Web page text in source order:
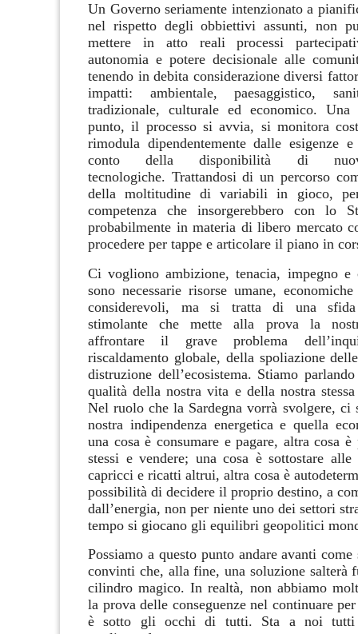
Un Governo seriamente intenzionato a
nel rispetto degli obbiettivi assunti, non
mettere in atto reali processi
autonomia e potere decisionale alle
tenendo in debita considerazione diversi
impatti: ambientale, paesaggistico,
tradizionale, culturale ed economico. Una
punto, il processo si avvia, si monitora
rimodula dipendentemente dalle esigenze e
conto della disponibilità di
tecnologiche. Trattandosi di un percorso
della moltitudine di variabili in gioco,
competenza che insorgerebbero con lo
probabilmente in materia di libero mercato
procedere per tappe e articolare il piano in
Ci vogliono ambizione, tenacia, impegno e
sono necessarie risorse umane,
considerevoli, ma si tratta di una
stimolante che mette alla prova la
affrontare il grave problema
riscaldamento globale, della spoliazione
distruzione dell’ecosistema. Stiamo
qualità della nostra vita e della nostra
Nel ruolo che la Sardegna vorrà svolgere, ci
nostra indipendenza energetica e quella
una cosa è consumare e pagare, altra cosa
stessi e vendere; una cosa è sottostare
capricci e ricatti altrui, altra cosa è
possibilità di decidere il proprio destino, a
dall’energia, non per niente uno dei settori
tempo si giocano gli equilibri geopolitici
Possiamo a questo punto andare avanti come
convinti che, alla fine, una soluzione salterà
cilindro magico. In realtà, non abbiamo
la prova delle conseguenze nel continuare per
è sotto gli occhi di tutti. Sta a noi tutti